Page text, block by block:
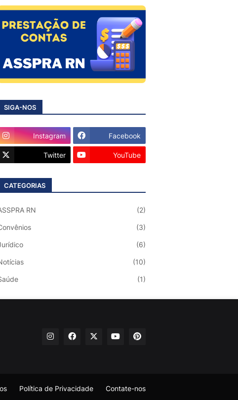
SIGA-NOS
Instagram Facebook
Twitter YouTube
CATEGORIAS
RN (2)
(3)
(6)
(10)
(1)
Política de Privacidade Contate-nos